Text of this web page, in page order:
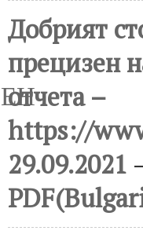
Добрият
прецизен
отчета –
https://
29.09.2021